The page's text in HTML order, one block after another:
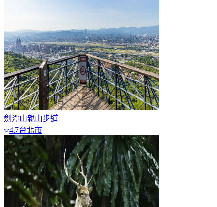
劍潭山親山步道
4.7台北市